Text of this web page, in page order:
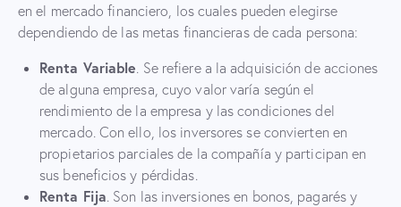
en el mercado financiero, los cuales pueden elegirse
dependiendo de las metas financieras de cada persona:
Renta Variable. Se refiere a la adquisición de acciones
de alguna empresa, cuyo valor varía según el
rendimiento de la empresa y las condiciones del
mercado. Con ello, los inversores se convierten en
propietarios parciales de la compañía y participan en
sus beneficios y pérdidas.
Renta Fija. Son las inversiones en bonos, pagarés y